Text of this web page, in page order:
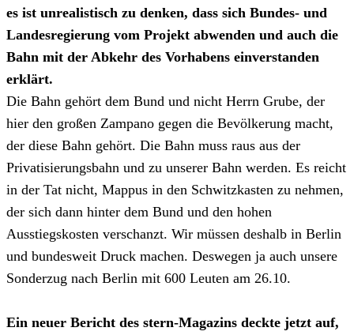
es ist unrealistisch zu denken, dass sich Bundes- und
Landesregierung vom Projekt abwenden und auch die
Bahn mit der Abkehr des Vorhabens einverstanden
erklärt.
Die Bahn gehört dem Bund und nicht Herrn Grube, der
hier den großen Zampano gegen die Bevölkerung macht,
der diese Bahn gehört. Die Bahn muss raus aus der
Privatisierungsbahn und zu unserer Bahn werden. Es reicht
in der Tat nicht, Mappus in den Schwitzkasten zu nehmen,
der sich dann hinter dem Bund und den hohen
Ausstiegskosten verschanzt. Wir müssen deshalb in Berlin
und bundesweit Druck machen. Deswegen ja auch unsere
Sonderzug nach Berlin mit 600 Leuten am 26.10.
Ein neuer Bericht des stern-Magazins deckte jetzt auf,